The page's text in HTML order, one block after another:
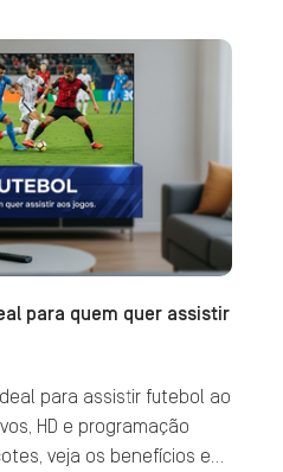
para quem quer assistir
para assistir futebol ao
HD e programação
veja os benefícios e